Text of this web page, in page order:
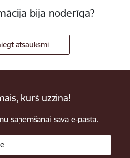
bija noderīga?
atsauksmi
kurš uzzina!
saņemšanai savā e-pastā.